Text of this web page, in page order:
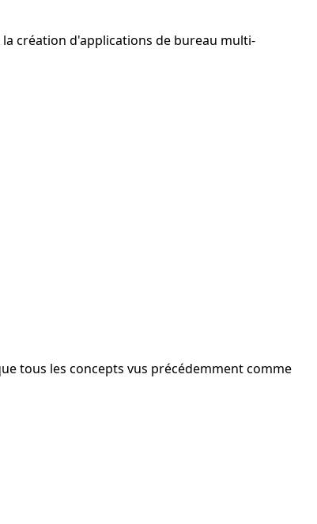
création d'applications de bureau multi-
tous les concepts vus précédemment comme